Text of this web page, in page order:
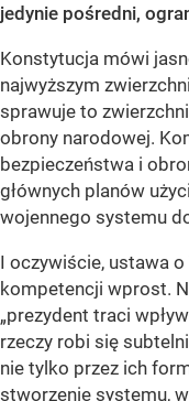
jedynie pośredni,
Konstytucja mówi
najwyższym
sprawuje to
obrony narodowej.
bezpieczeństwa i
głównych planów
wojennego systemu
I oczywiście, ustawa
kompetencji wprost.
„prezydent traci
rzeczy robi się
nie tylko przez ich
stworzenie systemu,